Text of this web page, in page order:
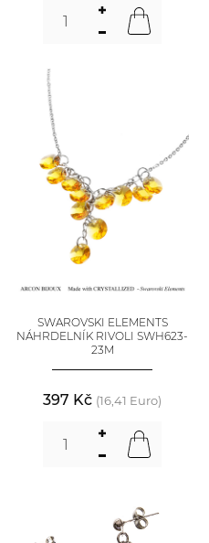
SWAROVSKI ELEMENTS
NÁHRDELNÍK RIVOLI SWH623-
23M
397 Kč (16,41 Euro)